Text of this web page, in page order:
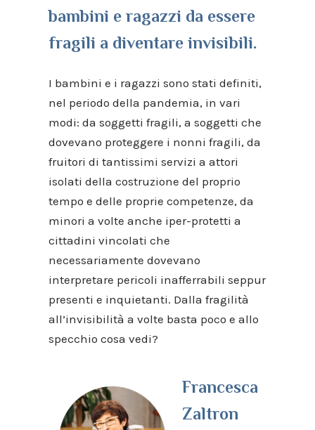
bambini e ragazzi da essere
fragili a diventare invisibili.
I bambini e i ragazzi sono stati definiti,
nel periodo della pandemia, in vari
modi: da soggetti fragili, a soggetti che
dovevano proteggere i nonni fragili, da
fruitori di tantissimi servizi a attori
isolati della costruzione del proprio
tempo e delle proprie competenze, da
minori a volte anche iper-protetti a
cittadini vincolati che
necessariamente dovevano
interpretare pericoli inafferrabili seppur
presenti e inquietanti. Dalla fragilità
all’invisibilità a volte basta poco e allo
specchio cosa vedi?
Francesca
Zaltron